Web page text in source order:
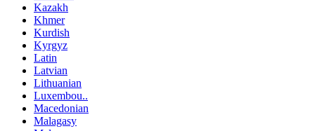
Kazakh
Khmer
Kurdish
Kyrgyz
Latin
Latvian
Lithuanian
Luxembou..
Macedonian
Malagasy